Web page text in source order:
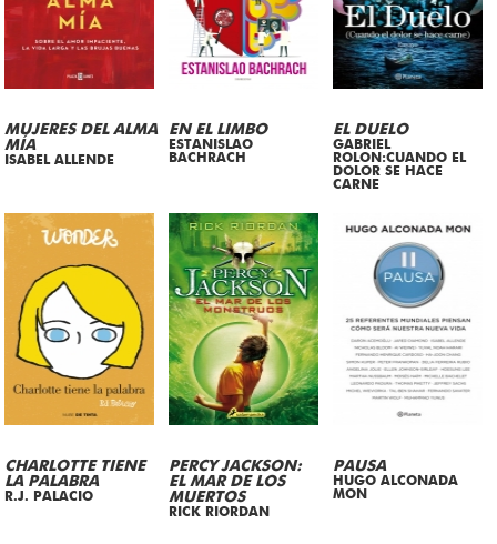
MUJERES DEL ALMA
MÍA
ISABEL ALLENDE
EN EL LIMBO
ESTANISLAO
BACHRACH
EL DUELO
GABRIEL
ROLON:CUANDO EL
DOLOR SE HACE
CARNE
CHARLOTTE TIENE
LA PALABRA
R.J. PALACIO
PERCY JACKSON:
EL MAR DE LOS
MUERTOS
RICK RIORDAN
PAUSA
HUGO ALCONADA
MON